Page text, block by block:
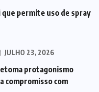
que permite uso de spray
JULHO 23, 2026
protagonismo
compromisso com